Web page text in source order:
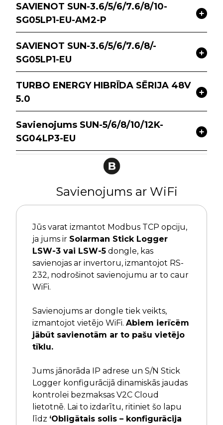
SAVIENOT SUN-3.6/5/6/7.6/8/10-
SG05LP1-EU-AM2-P
SAVIENOT SUN-3.6/5/6/7.6/8/-
SG05LP1-EU
TURBO ENERGY HIBRĪDA SĒRIJA 48V
5.0
Savienojums SUN-5/6/8/10/12K-
SG04LP3-EU
Savienojums ar WiFi
Jūs varat izmantot Modbus TCP opciju,
ja jums ir Solarman Stick Logger
LSW-3 vai LSW-5 dongle, kas
savienojas ar invertoru, izmantojot RS-
232, nodrošinot savienojumu ar to caur
WiFi.
Savienojums ar dongle tiek veikts,
izmantojot vietējo WiFi. Abiem ierīcēm
jābūt savienotām ar to pašu vietējo
tīklu.
Jums jānorāda IP adrese un S/N Stick
Logger konfigurācijā dinamiskās jaudas
kontrolei bezmaksas V2C Cloud
lietotnē. Lai to izdarītu, ritiniet šo lapu
līdz ‘Obligātais solis – konfigurācija